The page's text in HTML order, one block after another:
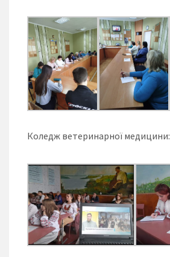
Коледж ветеринарної медицини: